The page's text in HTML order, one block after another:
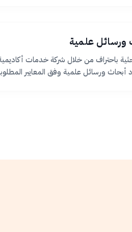
ورسائل علمية
باحتراف من خلال شركة خدمات
أبحاث ورسائل علمية وفق المعايير